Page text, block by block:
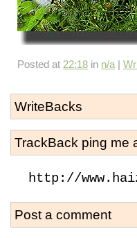
Posted at 22:18 in n/a |
WriteBacks
TrackBack ping me
http://
Post a comment